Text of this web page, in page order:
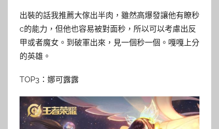
出裝的話我推薦大傢出半肉，雖然高爆發讓他有瞭秒
c的能力，但他也容易被對面秒，所以可以考慮出反
甲或者魔女。到破軍出來，見一個秒一個。嘎嘎上分
的英雄。
TOP3：娜可露露